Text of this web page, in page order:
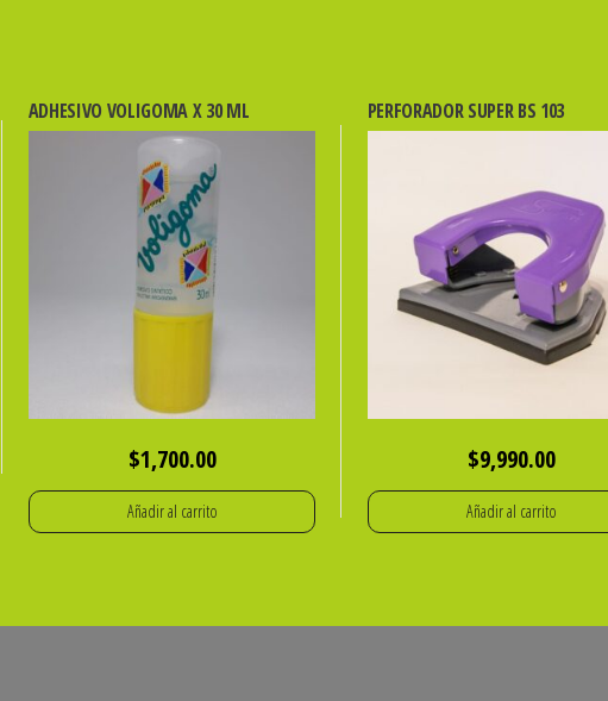
ADHESIVO VOLIGOMA X 30 ML
$1,700.00
Añadir al carrito
PERFORADOR SUPER BS 103
$9,990.00
Añadir al carrito